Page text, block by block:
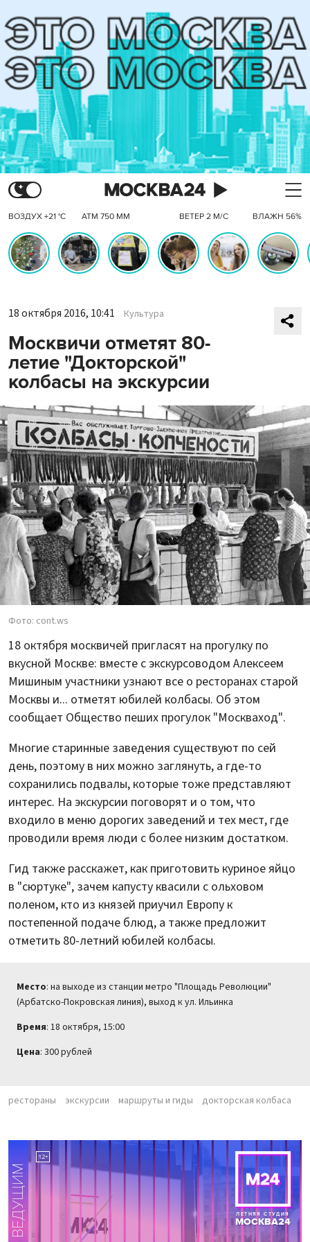
ВОЗДУХ +21 °C АТМ 750 ММ ВЕТЕР 2 М/С ВЛАЖН 56%
18 октября 2016, 10:41 Культура
Москвичи отметят 80-
летие "Докторской"
колбасы на экскурсии
Фото: cont.ws
18 октября москвичей пригласят на прогулку по
вкусной Москве: вместе с экскурсоводом Алексеем
Мишиным участники узнают все о ресторанах старой
Москвы и... отметят юбилей колбасы. Об этом
сообщает Общество пеших прогулок "Москваход".
Многие старинные заведения существуют по сей
день, поэтому в них можно заглянуть, а где-то
сохранились подвалы, которые тоже представляют
интерес. На экскурсии поговорят и о том, что
входило в меню дорогих заведений и тех мест, где
проводили время люди с более низким достатком.
Гид также расскажет, как приготовить куриное яйцо
в "сюртуке", зачем капусту квасили с ольховом
поленом, кто из князей приучил Европу к
постепенной подаче блюд, а также предложит
отметить 80-летний юбилей колбасы.
Место: на выходе из станции метро "Площадь Революции"
(Арбатско-Покровская линия), выход к ул. Ильинка
Время: 18 октября, 15:00
Цена: 300 рублей
рестораны экскурсии маршруты и гиды докторская колбаса